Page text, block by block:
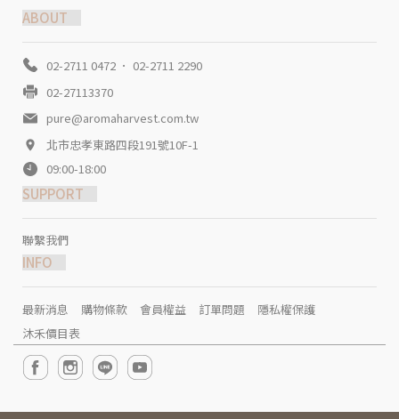
ABOUT
02-2711 0472 ． 02-2711 2290
02-27113370
pure@aromaharvest.com.tw
北市忠孝東路四段191號10F-1
09:00-18:00
SUPPORT
聯繫我們
INFO
最新消息 購物條款 會員權益 訂單問題
隱私權保護
沐禾價目表